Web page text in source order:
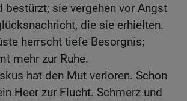
bestürzt; sie vergehen vor Angst
die sie erhielten.
herrscht tiefe Besorgnis;
mehr zur Ruhe.
hat den Mut verloren. Schon
Heer zur Flucht. Schmerz und